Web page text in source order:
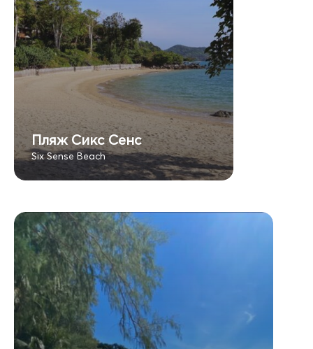
Пляж Сикс Сенс
Six Sense Beach